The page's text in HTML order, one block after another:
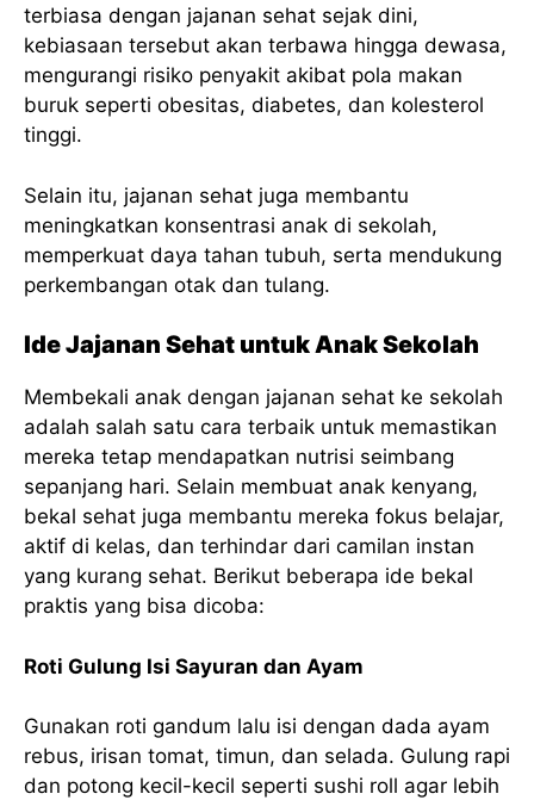
terbiasa dengan jajanan sehat sejak dini,
kebiasaan tersebut akan terbawa hingga dewasa,
mengurangi risiko penyakit akibat pola makan
buruk seperti obesitas, diabetes, dan kolesterol
tinggi.
Selain itu, jajanan sehat juga membantu
meningkatkan konsentrasi anak di sekolah,
memperkuat daya tahan tubuh, serta mendukung
perkembangan otak dan tulang.
Ide Jajanan Sehat untuk Anak Sekolah
Membekali anak dengan jajanan sehat ke sekolah
adalah salah satu cara terbaik untuk memastikan
mereka tetap mendapatkan nutrisi seimbang
sepanjang hari. Selain membuat anak kenyang,
bekal sehat juga membantu mereka fokus belajar,
aktif di kelas, dan terhindar dari camilan instan
yang kurang sehat. Berikut beberapa ide bekal
praktis yang bisa dicoba:
Roti Gulung Isi Sayuran dan Ayam
Gunakan roti gandum lalu isi dengan dada ayam
rebus, irisan tomat, timun, dan selada. Gulung rapi
dan potong kecil-kecil seperti sushi roll agar lebih